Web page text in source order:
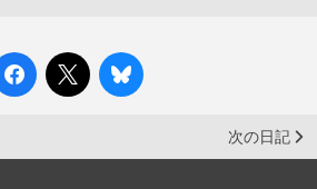
次の日記